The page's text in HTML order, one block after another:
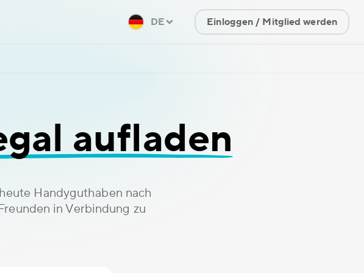
DE Einloggen / Mitglied werden
aufladen
Handyguthaben nach
in Verbindung zu